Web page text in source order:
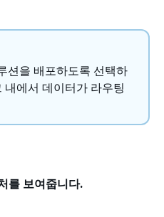
션을 배포하도록 선택하
내에서 데이터가 라우팅
를 보여줍니다.